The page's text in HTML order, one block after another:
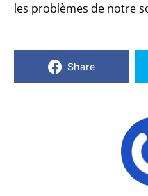
les problèmes de notre
Share